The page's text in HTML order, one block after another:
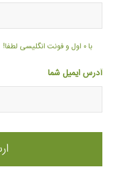
با ۰ اول و فونت انگلیسی لطفا!
آدرس ایمیل شما